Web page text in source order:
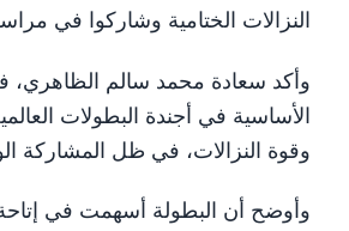
النزالات الختامية وشاركوا في
وأكد سعادة محمد سالم الظاهري،
الأساسية في أجندة البطولات
وقوة النزالات، في ظل المشاركة
وأوضح أن البطولة أسهمت في